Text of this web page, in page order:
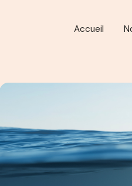
Accueil